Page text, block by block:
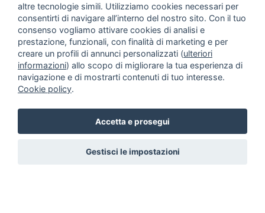
altre tecnologie simili. Utilizziamo cookies necessari per
consentirti di navigare all’interno del nostro sito. Con il tuo
consenso vogliamo attivare cookies di analisi e
prestazione, funzionali, con finalità di marketing e per
creare un profili di annunci personalizzati (ulteriori
informazioni) allo scopo di migliorare la tua esperienza di
navigazione e di mostrarti contenuti di tuo interesse.
Cookie policy.
Accetta e prosegui
Gestisci le impostazioni